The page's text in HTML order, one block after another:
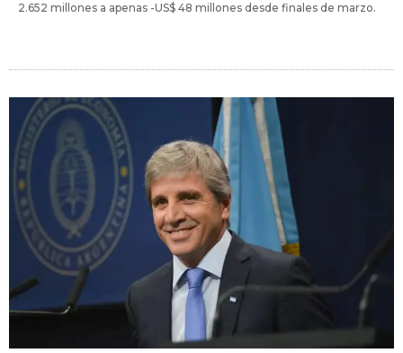
2.652 millones a apenas -US$ 48 millones desde finales de marzo.